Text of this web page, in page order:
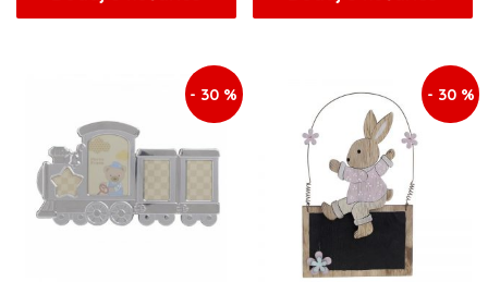
je:
25,00 KM.
je:
9,00
- 30 % - 30 %